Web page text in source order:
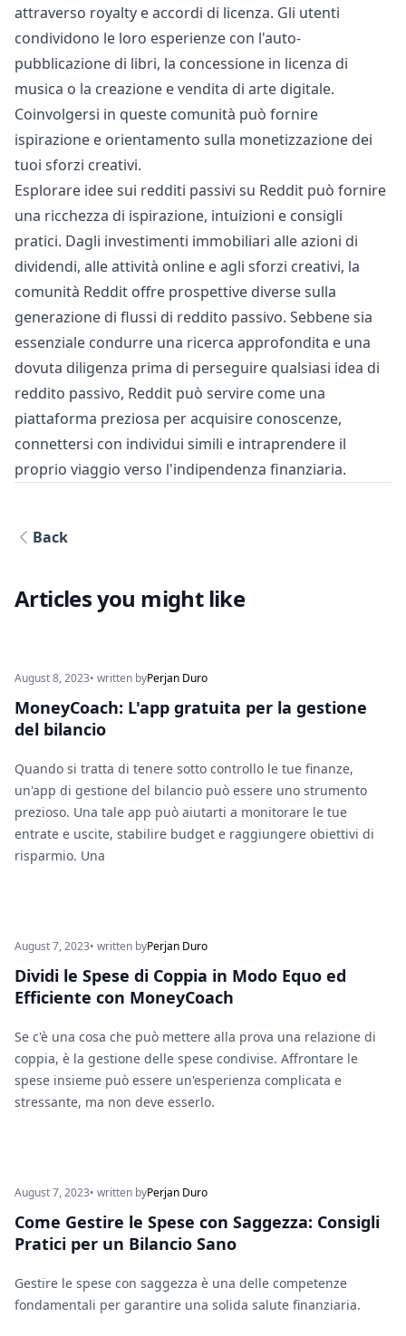
attraverso royalty e accordi di licenza. Gli utenti
condividono le loro esperienze con l'auto-
pubblicazione di libri, la concessione in licenza di
musica o la creazione e vendita di arte digitale.
Coinvolgersi in queste comunità può fornire
ispirazione e orientamento sulla monetizzazione dei
tuoi sforzi creativi.
Esplorare idee sui redditi passivi su Reddit può fornire
una ricchezza di ispirazione, intuizioni e consigli
pratici. Dagli investimenti immobiliari alle azioni di
dividendi, alle attività online e agli sforzi creativi, la
comunità Reddit offre prospettive diverse sulla
generazione di flussi di reddito passivo. Sebbene sia
essenziale condurre una ricerca approfondita e una
dovuta diligenza prima di perseguire qualsiasi idea di
reddito passivo, Reddit può servire come una
piattaforma preziosa per acquisire conoscenze,
connettersi con individui simili e intraprendere il
proprio viaggio verso l'indipendenza finanziaria.
Back
Articles you might like
August 8, 2023• written byPerjan Duro
MoneyCoach: L'app gratuita per la gestione
del bilancio
Quando si tratta di tenere sotto controllo le tue finanze,
un'app di gestione del bilancio può essere uno strumento
prezioso. Una tale app può aiutarti a monitorare le tue
entrate e uscite, stabilire budget e raggiungere obiettivi di
risparmio. Una
August 7, 2023• written byPerjan Duro
Dividi le Spese di Coppia in Modo Equo ed
Efficiente con MoneyCoach
Se c'è una cosa che può mettere alla prova una relazione di
coppia, è la gestione delle spese condivise. Affrontare le
spese insieme può essere un'esperienza complicata e
stressante, ma non deve esserlo.
August 7, 2023• written byPerjan Duro
Come Gestire le Spese con Saggezza: Consigli
Pratici per un Bilancio Sano
Gestire le spese con saggezza è una delle competenze
fondamentali per garantire una solida salute finanziaria.